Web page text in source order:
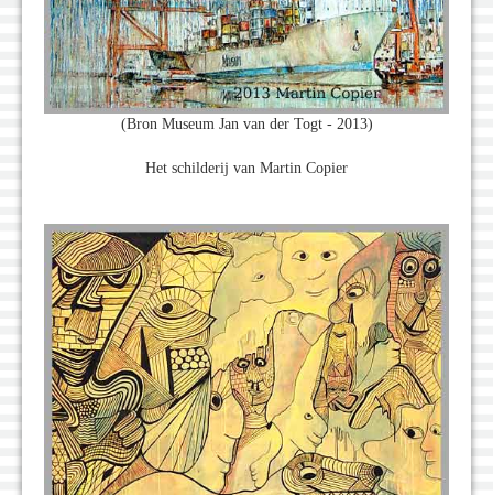
(Bron Museum Jan van der Togt - 2013)
Het schilderij van Martin Copier